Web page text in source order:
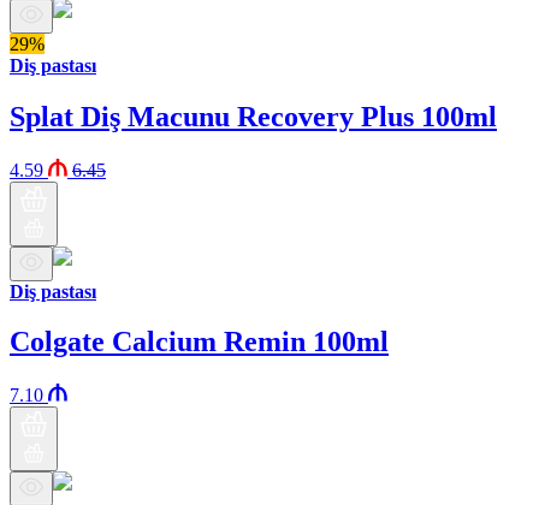
29%
Diş pastası
Splat Diş Macunu Recovery Plus 100ml
4.59 6.45
Diş pastası
Colgate Calcium Remin 100ml
7.10